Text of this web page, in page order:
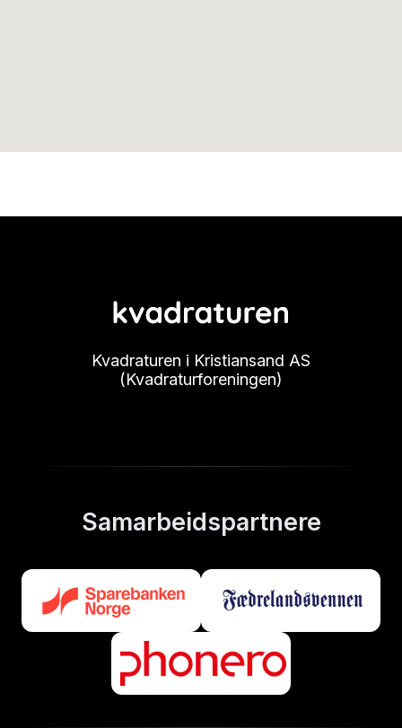
Kvadraturen i Kristiansand AS
(Kvadraturforeningen)
Samarbeidspartnere